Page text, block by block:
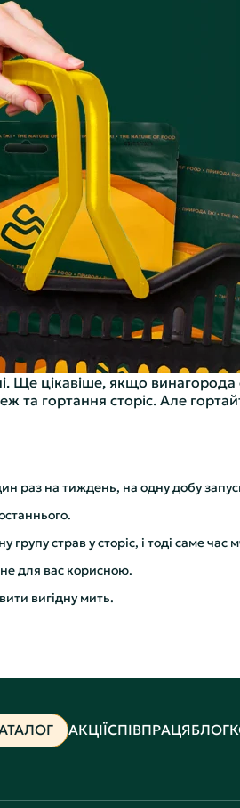
Ще цікавіше, якщо
гортання сторіс. Але
раз на тиждень, на одну добу
страв у сторіс, і тоді саме час
для вас корисною.
вигідну мить.
АКЦІЇСПІВПРАЦЯБЛОГ